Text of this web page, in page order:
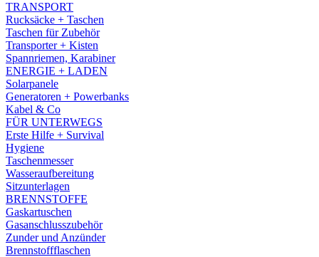
TRANSPORT
Rucksäcke + Taschen
Taschen für Zubehör
Transporter + Kisten
Spannriemen, Karabiner
ENERGIE + LADEN
Solarpanele
Generatoren + Powerbanks
Kabel & Co
FÜR UNTERWEGS
Erste Hilfe + Survival
Hygiene
Taschenmesser
Wasseraufbereitung
Sitzunterlagen
BRENNSTOFFE
Gaskartuschen
Gasanschlusszubehör
Zunder und Anzünder
Brennstoffflaschen